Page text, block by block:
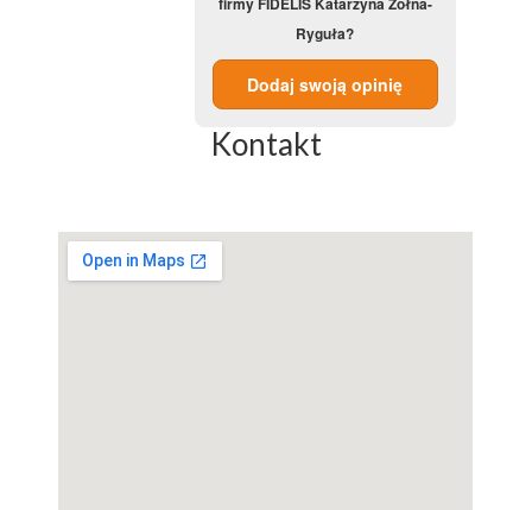
Ryguła?
Dodaj swoją opinię
Kontakt